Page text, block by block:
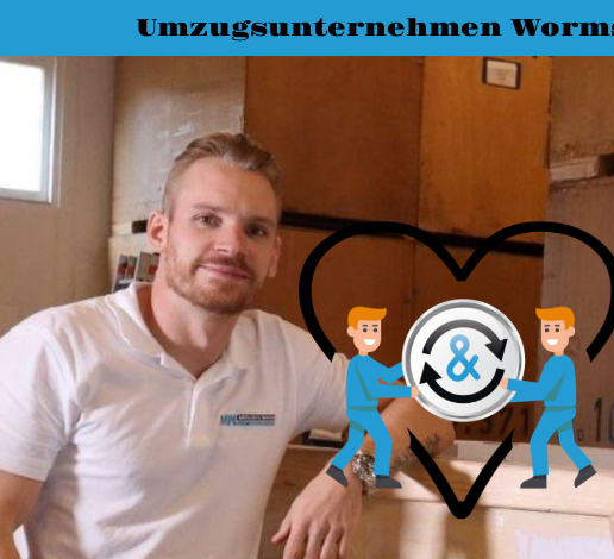
Umzugsunternehmen